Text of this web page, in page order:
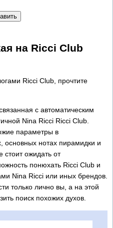
на Ricci Club
Ricci Club, прочтите
с автоматическим
Nina Ricci Ricci Club.
параметры в
основных нотах пирамидки и
стоит ожидать от
понюхать Ricci Club и
Nina Ricci или иных брендов.
только лично вы, а на этой
поиск похожих духов.